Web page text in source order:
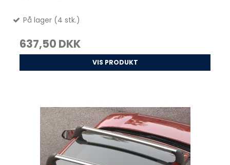
På lager (4 stk.)
637,50 DKK
VIS PRODUKT